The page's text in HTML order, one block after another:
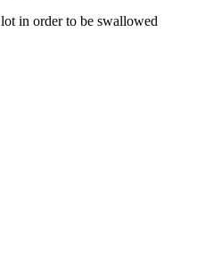
in order to be swallowed